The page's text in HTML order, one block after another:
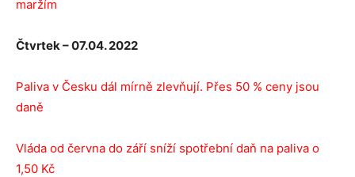
maržím
Čtvrtek – 07.04. 2022
Paliva v Česku dál mírně zlevňují. Přes 50 % ceny jsou
daně
Vláda od června do září sníží spotřební daň na paliva o
1,50 Kč